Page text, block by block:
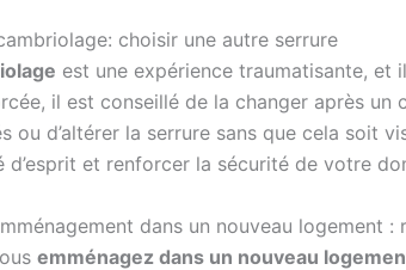
choisir une autre serrure
est une expérience traumatisante, et
il est conseillé de la changer après
ou d’altérer la serrure sans que cela soit
d’esprit et renforcer la sécurité de votre
dans un nouveau logement
emménagez dans un nouveau